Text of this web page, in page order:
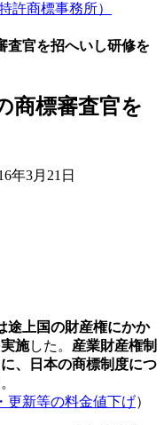
許商標事務所）
査官を招へいし研修を
商標審査官を
年3月21日
途上国の財産権にかか
施した。 産業財産権制
、日本の商標制度につ
新等の料金値下げ）